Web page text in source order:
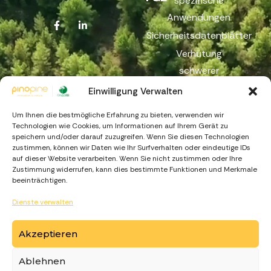
Einwilligung Verwalten
Um Ihnen die bestmögliche Erfahrung zu bieten, verwenden wir
Technologien wie Cookies, um Informationen auf Ihrem Gerät zu
speichern und/oder darauf zuzugreifen. Wenn Sie diesen Technologien
zustimmen, können wir Daten wie Ihr Surfverhalten oder eindeutige IDs
auf dieser Website verarbeiten. Wenn Sie nicht zustimmen oder Ihre
Zustimmung widerrufen, kann dies bestimmte Funktionen und Merkmale
beeinträchtigen.
Dienste verwalten
Akzeptieren
Ablehnen
Anwendungen
Sicherheitsdatenblätter
Verhütung
schwerer
Beschwerdekanal
https://recuperarportugal.gov.pt